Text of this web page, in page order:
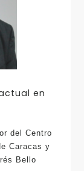
en
del Centro
Caracas y
Bello